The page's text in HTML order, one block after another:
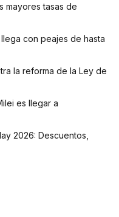
mayores tasas de
con peajes de hasta
la reforma de la Ley de
es llegar a
2026: Descuentos,